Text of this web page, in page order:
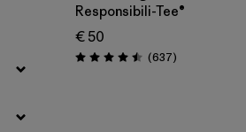
Responsibili-Tee®
€ 50
Bewertung: 4.5 / 5
(637Rezensionen
)